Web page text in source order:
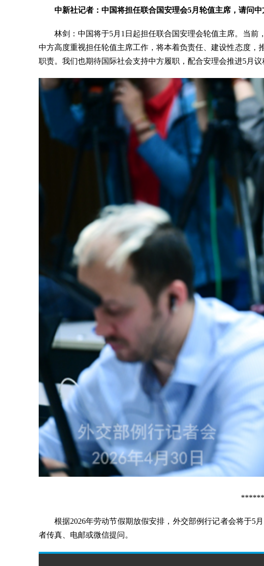
中新社记者：中国将担任联合国安理会5月轮值主席，请问
林剑：中国将于5月1日起担任联合国安理会轮值主席。当前
中方高度重视担任轮值主席工作，将本着负责任、建设性态度
职责。我们也期待国际社会支持中方履职，配合安理会推进5月
根据2026年劳动节假期放假安排，外交部例行记者会将于5
者传真、电邮或微信提问。